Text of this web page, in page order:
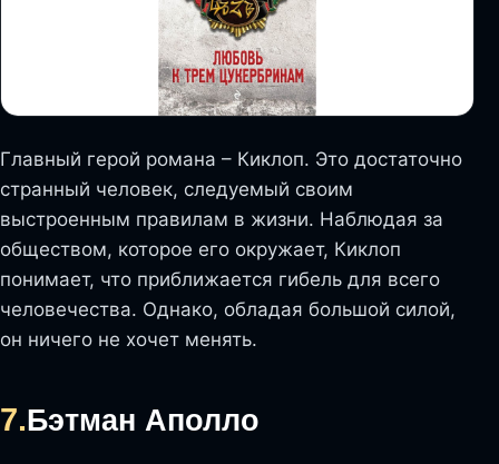
Главный герой романа – Киклоп. Это достаточно
странный человек, следуемый своим
выстроенным правилам в жизни. Наблюдая за
обществом, которое его окружает, Киклоп
понимает, что приближается гибель для всего
человечества. Однако, обладая большой силой,
он ничего не хочет менять.
7.Бэтман Аполло